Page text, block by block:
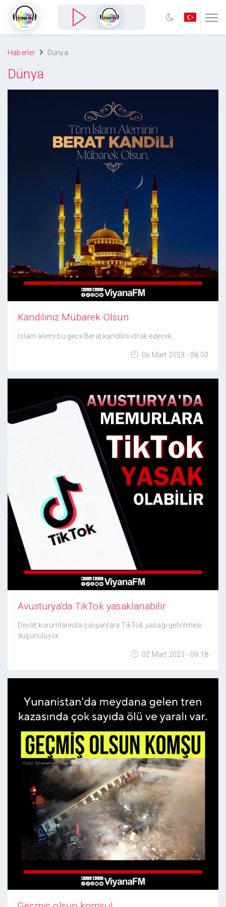
Haberler Dünya
Dünya
Kandiliniz Mübarek Olsun
İslam alemi bu gece Berat kandilini idrak edecek
06 Mart 2023 - 08:50
Avusturya’da TikTok yasaklanabilir
Devlet kurumlarında çalışanlara TikTok yasağı getirilmesi
düşünülüyor.
02 Mart 2023 - 09:18